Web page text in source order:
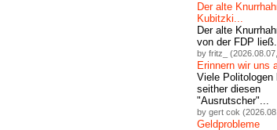
Der alte
Kubitzki...
Der alte
von der FDP
by fritz_
Erinnern wir uns
Viele Politologen
seither diesen
"Ausrutscher"...
by gert cok
Geldprobleme